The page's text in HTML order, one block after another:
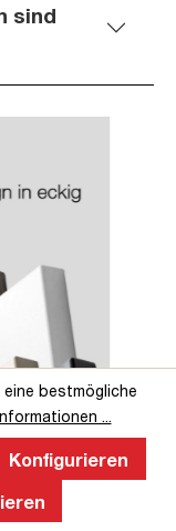
sind
einem
bestmögliche
...
Konfigurieren